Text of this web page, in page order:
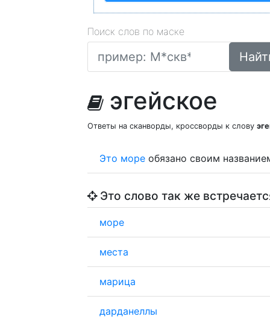
Поиск слов по маске
эгейское
Ответы на сканворды, кроссворды к слову
Это море обязано своим
Это слово так же
море
места
марица
дарданеллы